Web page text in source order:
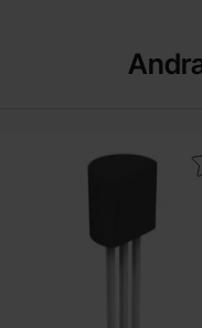
Makera 2N3904 TO-92